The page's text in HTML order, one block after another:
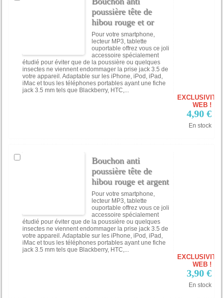
poussière tête de
hibou rouge et or
Pour votre smartphone,
lecteur MP3, tablette
ouportable offrez vous ce joli
accessoire spécialement
étudié pour éviter que de la poussière ou quelques
insectes ne viennent endommager la prise jack 3.5 de
votre appareil. Adaptable sur les iPhone, iPod, iPad,
iMac et tous les téléphones portables ayant une fiche
jack 3.5 mm tels que Blackberry, HTC,...
EXCLUSIVITÉ
WEB !
4,90 €
En stock
Bouchon anti
poussière tête de
hibou rouge et argent
Pour votre smartphone,
lecteur MP3, tablette
ouportable offrez vous ce joli
accessoire spécialement
étudié pour éviter que de la poussière ou quelques
insectes ne viennent endommager la prise jack 3.5 de
votre appareil. Adaptable sur les iPhone, iPod, iPad,
iMac et tous les téléphones portables ayant une fiche
jack 3.5 mm tels que Blackberry, HTC,...
EXCLUSIVITÉ
WEB !
3,90 €
En stock